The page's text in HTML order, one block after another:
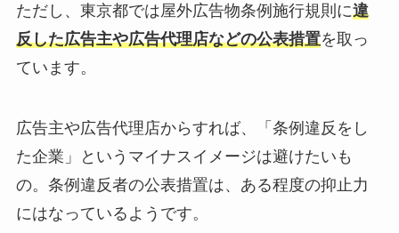
ただし、東京都では屋外広告物条例施行規則に違
反した広告主や広告代理店などの公表措置を取っ
ています。
広告主や広告代理店からすれば、「条例違反をし
た企業」というマイナスイメージは避けたいも
の。条例違反者の公表措置は、ある程度の抑止力
にはなっているようです。